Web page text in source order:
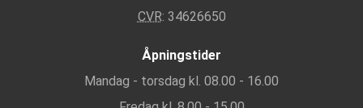
CVR: 34626650
Åpningstider
Mandag - torsdag kl. 08.00 - 16.00